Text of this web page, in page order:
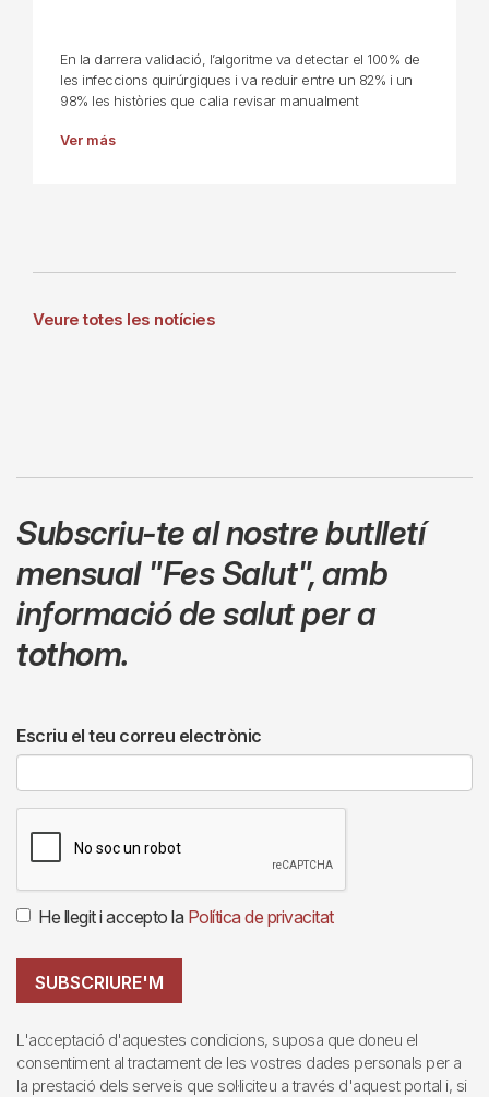
En la darrera validació, l’algoritme va detectar el 100% de
les infeccions quirúrgiques i va reduir entre un 82% i un
98% les històries que calia revisar manualment
Ver más
Veure totes les notícies
Subscriu-te al nostre butlletí
mensual "Fes Salut",amb
informació de salut per a
tothom.
Escriu el teu correu electrònic
He llegit i accepto la Política de privacitat
SUBSCRIURE'M
L'acceptació d'aquestes condicions, suposa que doneu el
consentiment al tractament de les vostres dades personals per a
la prestació dels serveis que sol·liciteu a través d'aquest portal i, si